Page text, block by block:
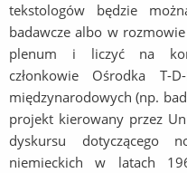
tekstologów będzie
badawcze albo w
plenum i liczyć na
członkowie Ośrodka T-
międzynarodowych (np.
projekt kierowany przez
dyskursu dotyczącego
niemieckich w latach